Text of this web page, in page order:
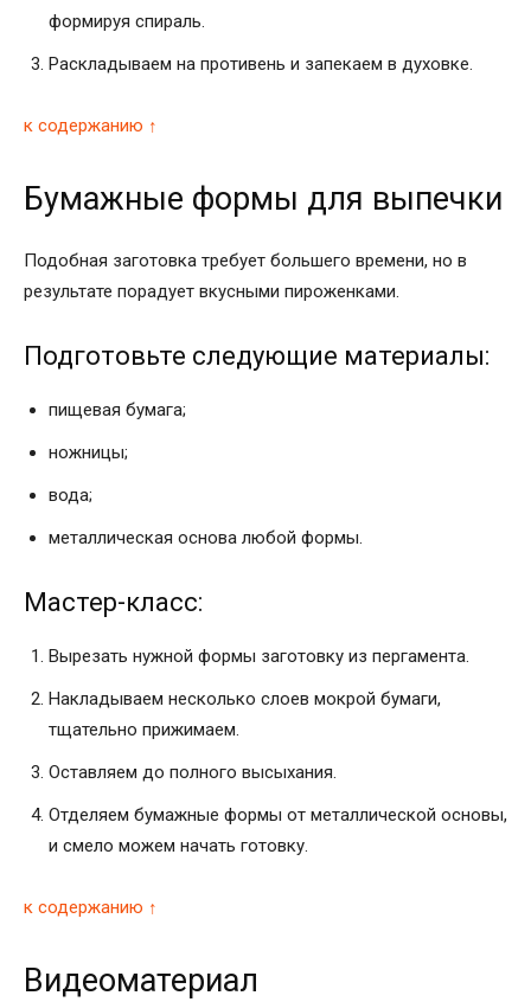
формируя спираль.
Раскладываем на противень и запекаем в духовке.
к содержанию ↑
Бумажные формы для выпечки
Подобная заготовка требует большего времени, но в
результате порадует вкусными пироженками.
Подготовьте следующие материалы:
пищевая бумага;
ножницы;
вода;
металлическая основа любой формы.
Мастер-класс:
Вырезать нужной формы заготовку из пергамента.
Накладываем несколько слоев мокрой бумаги,
тщательно прижимаем.
Оставляем до полного высыхания.
Отделяем бумажные формы от металлической основы,
и смело можем начать готовку.
к содержанию ↑
Видеоматериал